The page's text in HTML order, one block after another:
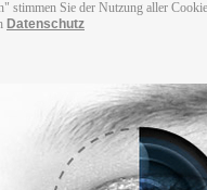
stimmen Sie der Nutzung aller
Datenschutz